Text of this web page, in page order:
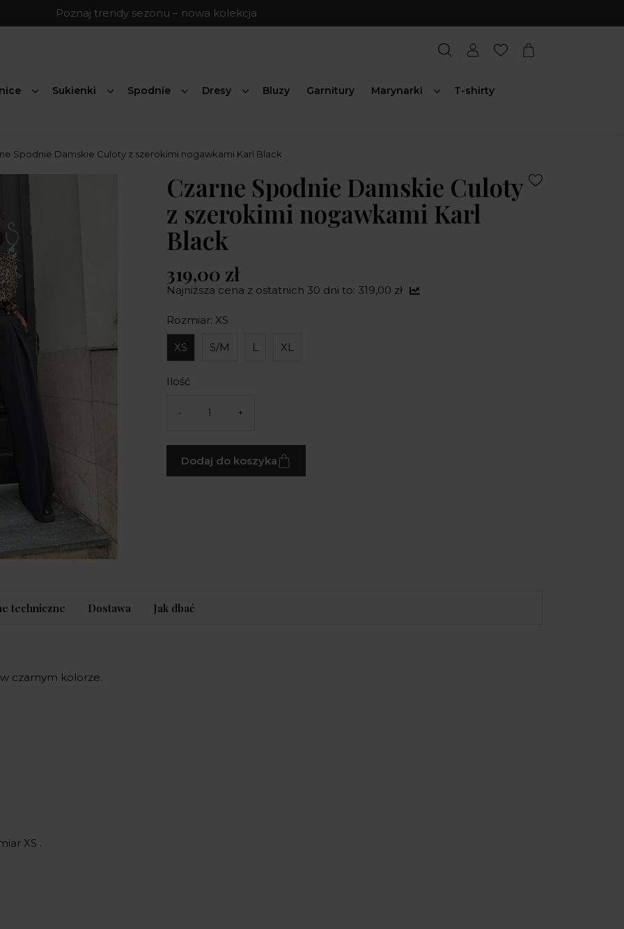
Poznaj trendy sezonu – nowa kolekcja
Sukienki Spodnie Dresy Bluzy Garnitury Marynarki T-shirty
Spodnie Damskie Culoty z szerokimi nogawkami Karl Black
Czarne Spodnie Damskie Culoty
z szerokimi nogawkami Karl
Black
319,00 zł
Najniższa cena z ostatnich 30 dni to: 319,00 zł
Rozmiar: XS
XS S/M L XL
Ilość
- +
Dodaj do koszyka
techniczne Dostawa Jak dbać
czarnym kolorze.
XS .